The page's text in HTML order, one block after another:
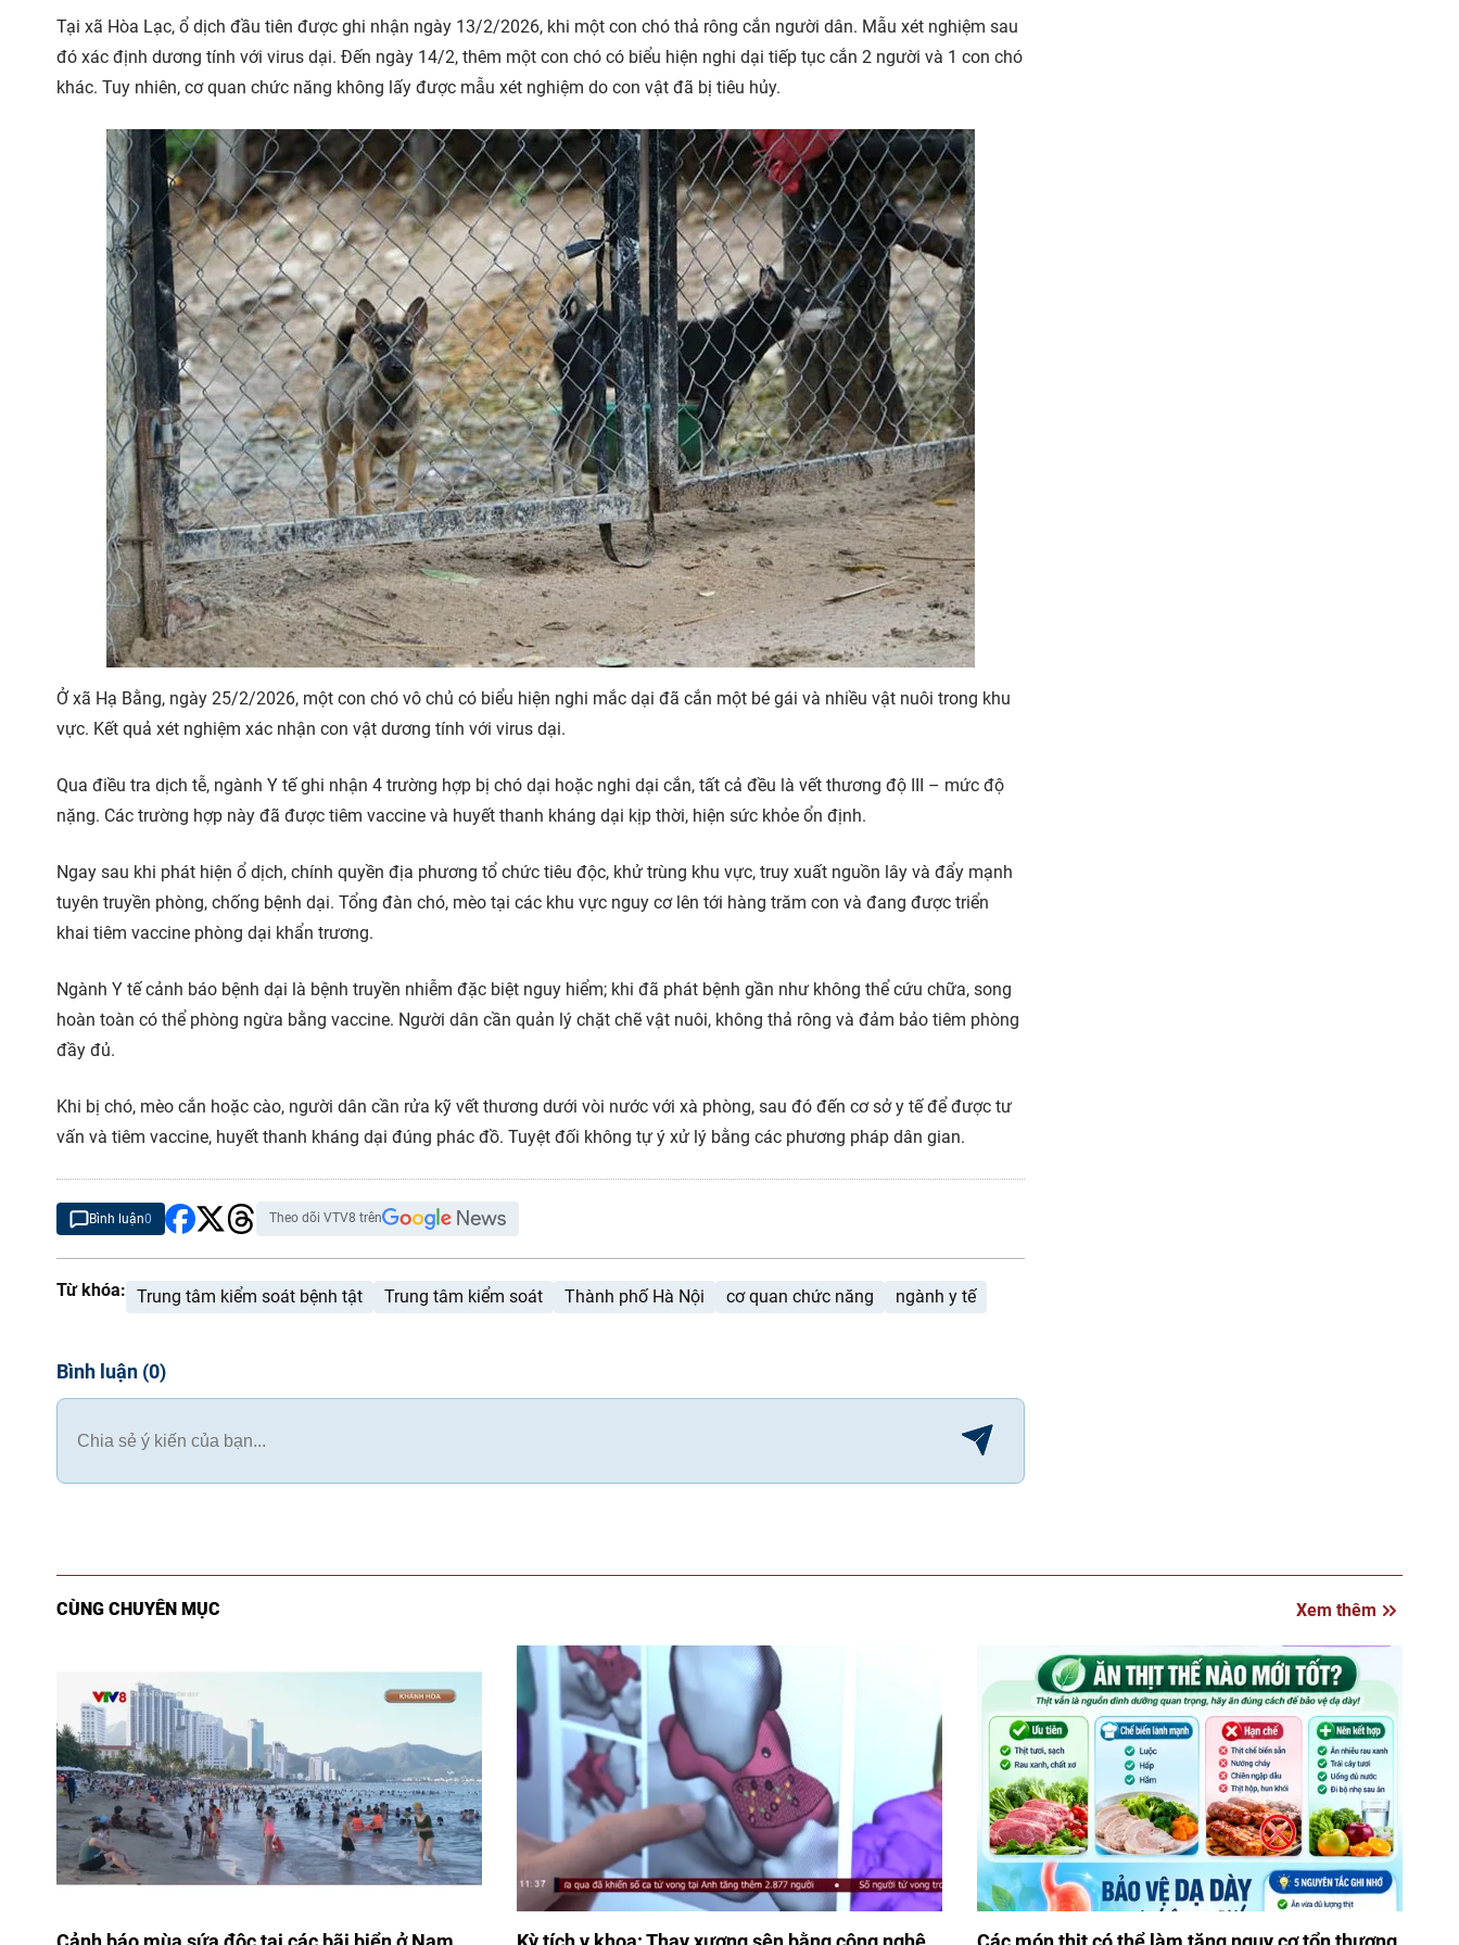
Tại xã Hòa Lạc, ổ dịch đầu tiên được ghi nhận ngày 13/2/2026, khi một con chó thả rông cắn người dân. Mẫu xét nghiệm sau
đó xác định dương tính với virus dại. Đến ngày 14/2, thêm một con chó có biểu hiện nghi dại tiếp tục cắn 2 người và 1 con chó
khác. Tuy nhiên, cơ quan chức năng không lấy được mẫu xét nghiệm do con vật đã bị tiêu hủy.
Ở xã Hạ Bằng, ngày 25/2/2026, một con chó vô chủ có biểu hiện nghi mắc dại đã cắn một bé gái và nhiều vật nuôi trong khu
vực. Kết quả xét nghiệm xác nhận con vật dương tính với virus dại.
Qua điều tra dịch tễ, ngành Y tế ghi nhận 4 trường hợp bị chó dại hoặc nghi dại cắn, tất cả đều là vết thương độ III – mức độ
nặng. Các trường hợp này đã được tiêm vaccine và huyết thanh kháng dại kịp thời, hiện sức khỏe ổn định.
Ngay sau khi phát hiện ổ dịch, chính quyền địa phương tổ chức tiêu độc, khử trùng khu vực, truy xuất nguồn lây và đẩy mạnh
tuyên truyền phòng, chống bệnh dại. Tổng đàn chó, mèo tại các khu vực nguy cơ lên tới hàng trăm con và đang được triển
khai tiêm vaccine phòng dại khẩn trương.
Ngành Y tế cảnh báo bệnh dại là bệnh truyền nhiễm đặc biệt nguy hiểm; khi đã phát bệnh gần như không thể cứu chữa, song
hoàn toàn có thể phòng ngừa bằng vaccine. Người dân cần quản lý chặt chẽ vật nuôi, không thả rông và đảm bảo tiêm phòng
đầy đủ.
Khi bị chó, mèo cắn hoặc cào, người dân cần rửa kỹ vết thương dưới vòi nước với xà phòng, sau đó đến cơ sở y tế để được tư
vấn và tiêm vaccine, huyết thanh kháng dại đúng phác đồ. Tuyệt đối không tự ý xử lý bằng các phương pháp dân gian.
Bình luận0 Theo dõi VTV8 trên
Từ khóa: Trung tâm kiểm soát bệnh tật Trung tâm kiểm soát Thành phố Hà Nội cơ quan chức năng ngành y tế
Bình luận (0)
CÙNG CHUYÊN MỤC Xem thêm